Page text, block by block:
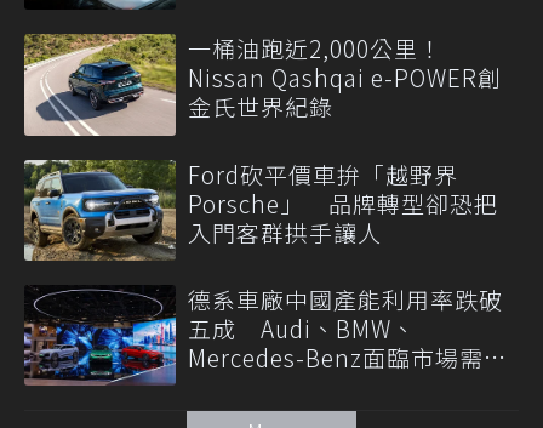
一桶油跑近2,000公里！
Nissan Qashqai e-POWER創
金氏世界紀錄
Ford砍平價車拚「越野界
Porsche」 品牌轉型卻恐把
入門客群拱手讓人
德系車廠中國產能利用率跌破
五成 Audi、BMW、
Mercedes-Benz面臨市場需求